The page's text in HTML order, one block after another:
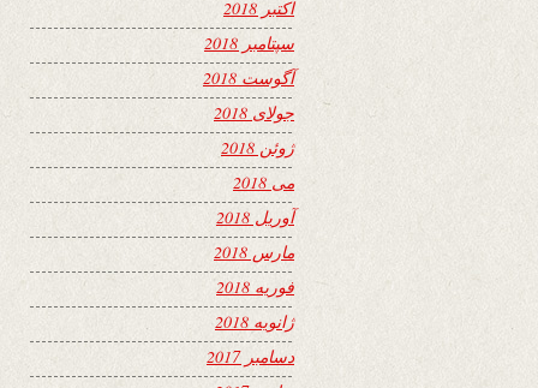
اکتبر 2018
سپتامبر 2018
آگوست 2018
جولای 2018
ژوئن 2018
می 2018
آوریل 2018
مارس 2018
فوریه 2018
ژانویه 2018
دسامبر 2017